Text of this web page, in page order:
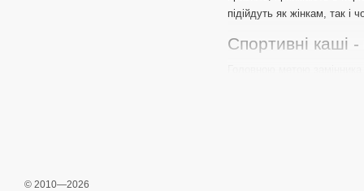
підійдуть як жінкам, так і
Спортивні каші -
особливій глибокому
Склад
© 2010—2026